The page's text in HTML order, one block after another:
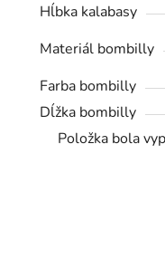
Hĺbka kalabasy
Materiál bombilly
Farba bombilly
Dĺžka bombilly
Položka bola